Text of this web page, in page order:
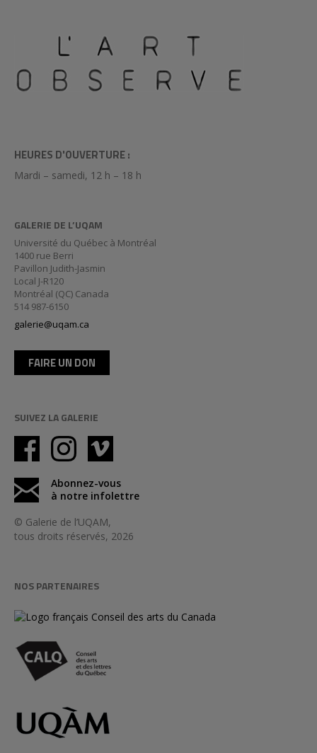
HEURES D'OUVERTURE :
Mardi – samedi, 12 h – 18 h
GALERIE DE L’UQAM
Université du Québec à Montréal
1400 rue Berri
Pavillon Judith-Jasmin
Local J-R120
Montréal (QC) Canada
514 987-6150
galerie@uqam.ca
FAIRE UN DON
SUIVEZ LA GALERIE
Abonnez-vous
à notre infolettre
© Galerie de l’UQAM,
tous droits réservés, 2026
NOS PARTENAIRES